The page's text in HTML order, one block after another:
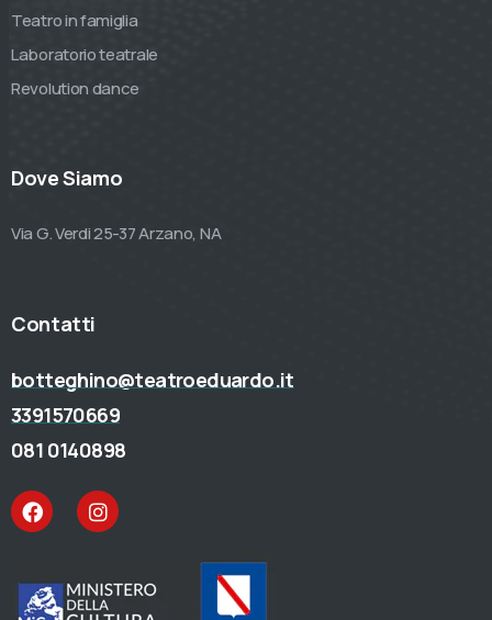
Teatro in famiglia
Laboratorio teatrale
Revolution dance
Dove Siamo
Via G. Verdi 25-37 Arzano, NA
Contatti
botteghino@teatroeduardo.it
3391570669
081 0140898